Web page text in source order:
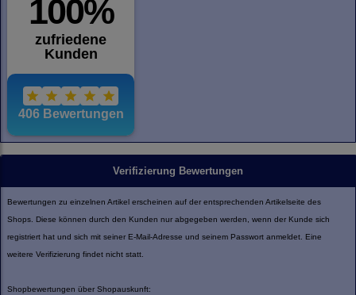
Verifizierung Bewertungen
Bewertungen zu einzelnen Artikel erscheinen auf der entsprechenden Artikelseite des
Shops. Diese können durch den Kunden nur abgegeben werden, wenn der Kunde sich
registriert hat und sich mit seiner E-Mail-Adresse und seinem Passwort anmeldet. Eine
weitere Verifizierung findet nicht statt.
Shopbewertungen über Shopauskunft: